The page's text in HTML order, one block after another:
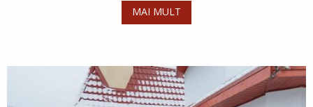
MAI MULT